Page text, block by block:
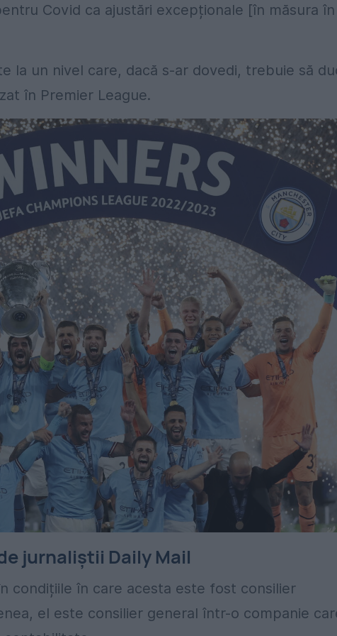
Covid ca ajustări excepționale [în măsura în
la un nivel care, dacă s-ar dovedi, trebuie să
în Premier League.
jurnaliștii Daily Mail
condițiile în care acesta este fost consilier
el este consilier general într-o companie